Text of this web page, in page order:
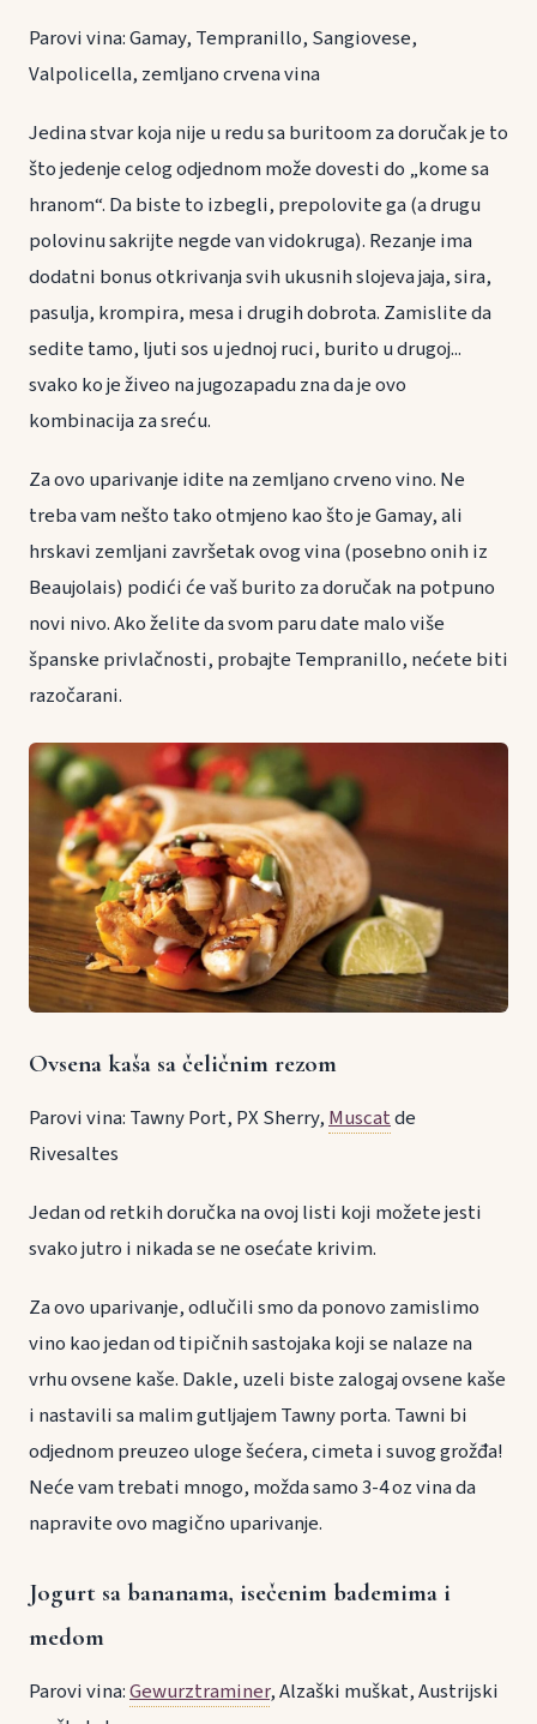
Parovi vina: Gamay, Tempranillo, Sangiovese,
Valpolicella, zemljano crvena vina
Jedina stvar koja nije u redu sa buritoom za doručak je to
što jedenje celog odjednom može dovesti do „kome sa
hranom“. Da biste to izbegli, prepolovite ga (a drugu
polovinu sakrijte negde van vidokruga). Rezanje ima
dodatni bonus otkrivanja svih ukusnih slojeva jaja, sira,
pasulja, krompira, mesa i drugih dobrota. Zamislite da
sedite tamo, ljuti sos u jednoj ruci, burito u drugoj...
svako ko je živeo na jugozapadu zna da je ovo
kombinacija za sreću.
Za ovo uparivanje idite na zemljano crveno vino. Ne
treba vam nešto tako otmjeno kao što je Gamay, ali
hrskavi zemljani završetak ovog vina (posebno onih iz
Beaujolais) podići će vaš burito za doručak na potpuno
novi nivo. Ako želite da svom paru date malo više
španske privlačnosti, probajte Tempranillo, nećete biti
razočarani.
Ovsena kaša sa čeličnim rezom
Parovi vina: Tawny Port, PX Sherry,Muscatde
Rivesaltes
Jedan od retkih doručka na ovoj listi koji možete jesti
svako jutro i nikada se ne osećate krivim.
Za ovo uparivanje, odlučili smo da ponovo zamislimo
vino kao jedan od tipičnih sastojaka koji se nalaze na
vrhu ovsene kaše. Dakle, uzeli biste zalogaj ovsene kaše
i nastavili sa malim gutljajem Tawny porta. Tawni bi
odjednom preuzeo uloge šećera, cimeta i suvog grožđa!
Neće vam trebati mnogo, možda samo 3-4 oz vina da
napravite ovo magično uparivanje.
Jogurt sa bananama, isečenim bademima i
medom
Parovi vina:Gewurztraminer, Alzaški muškat, Austrijski